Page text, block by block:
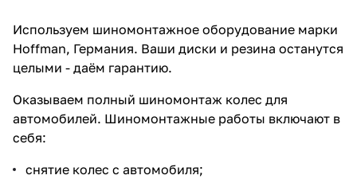
Используем шиномонтажное оборудование марки
Hoffman, Германия. Ваши диски и резина останутся
целыми - даём гарантию.
Оказываем полный шиномонтаж колес для
автомобилей. Шиномонтажные работы включают в
себя:
снятие колес с автомобиля;